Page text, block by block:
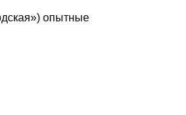
опытные